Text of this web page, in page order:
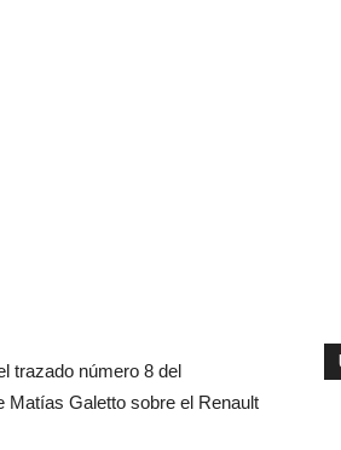
trazado número 8 del
Matías Galetto sobre el Renault